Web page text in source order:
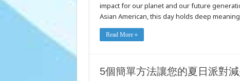
수
는
a
Through
impact for our planet and our future
Asian American, this day holds deep
Read More »
5個簡單方法讓您的夏日派對